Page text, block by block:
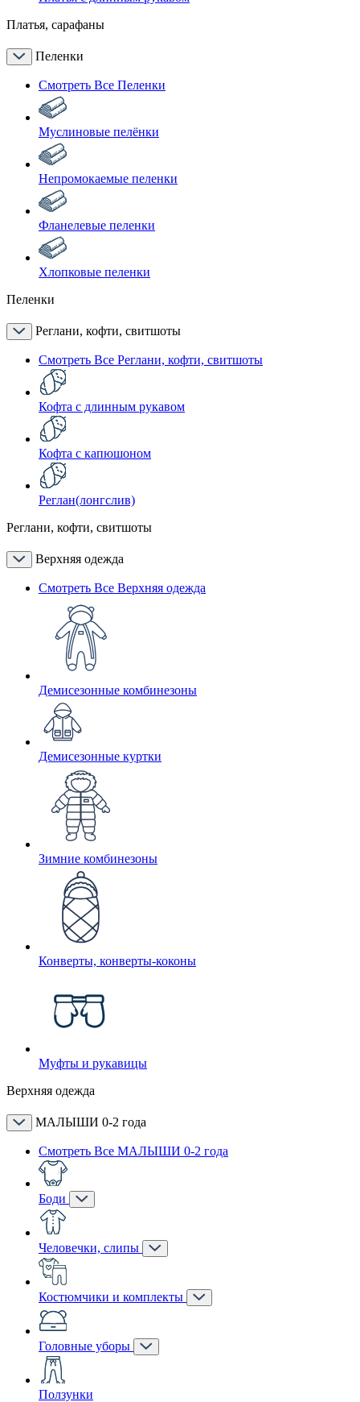
Платья, сарафаны
Пеленки
Смотреть Все Пеленки
Муслиновые пелёнки
Непромокаемые пеленки
Фланелевые пеленки
Хлопковые пеленки
Пеленки
Реглани, кофти, свитшоты
Смотреть Все Реглани, кофти, свитшоты
Кофта с длинным рукавом
Кофта с капюшоном
Реглан(лонгслив)
Реглани, кофти, свитшоты
Верхняя одежда
Смотреть Все Верхняя одежда
Демисезонные комбинезоны
Демисезонные куртки
Зимние комбинезоны
Конверты, конверты-коконы
Муфты и рукавицы
Верхняя одежда
МАЛЫШИ 0-2 года
Смотреть Все МАЛЫШИ 0-2 года
Боди
Человечки, слипы
Костюмчики и комплекты
Головные уборы
Ползунки